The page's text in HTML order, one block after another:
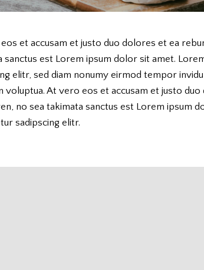
et accusam et justo duo dolores et ea
sanctus est Lorem ipsum dolor sit amet.
elitr, sed diam nonumy eirmod tempor
voluptua. At vero eos et accusam et justo
no sea takimata sanctus est Lorem ipsum
sadipscing elitr.